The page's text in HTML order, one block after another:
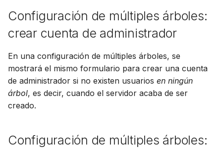
Configuración de múltiples árboles:
crear cuenta de administrador
En una configuración de múltiples árboles, se
mostrará el mismo formulario para crear una cuenta
de administrador si no existen usuarios en ningún
árbol, es decir, cuando el servidor acaba de ser
creado.
Configuración de múltiples árboles: